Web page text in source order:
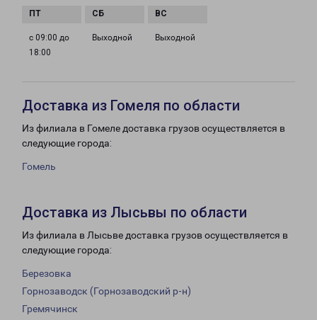
с 09:00 до
18:00
Выходной Выходной
Доставка из Гомеля по области
Из филиала в Гомеле доставка грузов осуществляется в
следующие города:
Гомель
Доставка из Лысьвы по области
Из филиала в Лысьве доставка грузов осуществляется в
следующие города:
Березовка
Горнозаводск (Горнозаводский р-н)
Гремячинск